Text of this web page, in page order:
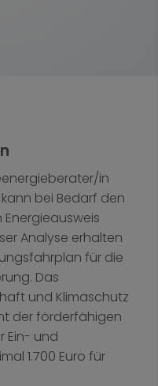
in
bei Bedarf den
Analyse erhalten
für die
Das
und Klimaschutz
der förderfähigen
Ein- und
1.700 Euro für